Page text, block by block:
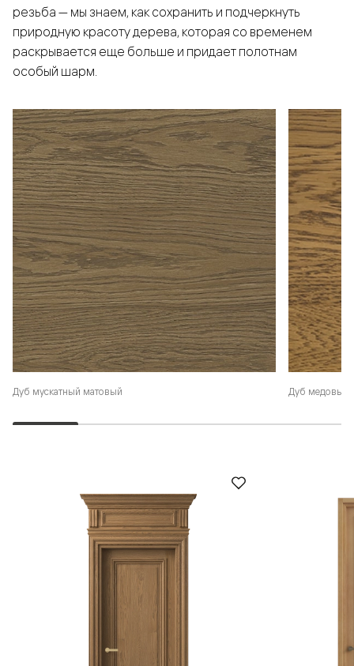
Дуб мускатный матовый Дуб медовый
резьба — мы знаем, как сохранить и подчеркнуть
природную красоту дерева, которая со временем
раскрывается еще больше и придает полотнам
особый шарм.